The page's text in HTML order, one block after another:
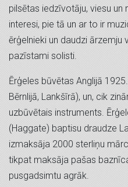
pilsētas iedzīvotāju, viesu
interesi, pie tā un ar to ir
ērģelnieki un daudzi ārzemju
pazīstami solisti.
Ērģeles būvētas Anglijā
Bērnlijā, Lankšīrā), un, cik
uzbūvētais instruments.
(Haggate) baptisu draudze
izmaksāja 2000 sterliņu
tikpat maksāja pašas
pusgadsimtu agrāk.